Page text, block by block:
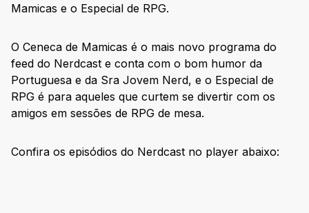
Mamicas e o Especial de RPG.
O Ceneca de Mamicas é o mais novo programa do
feed do Nerdcast e conta com o bom humor da
Portuguesa e da Sra Jovem Nerd, e o Especial de
RPG é para aqueles que curtem se divertir com os
amigos em sessões de RPG de mesa.
Confira os episódios do Nerdcast no player abaixo: